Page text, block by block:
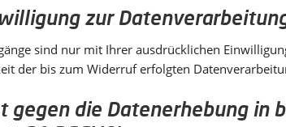
zur
sind nur mit Ihrer ausdrücklichen
der bis zum Widerruf erfolgten
gegen die Datenerhebung in